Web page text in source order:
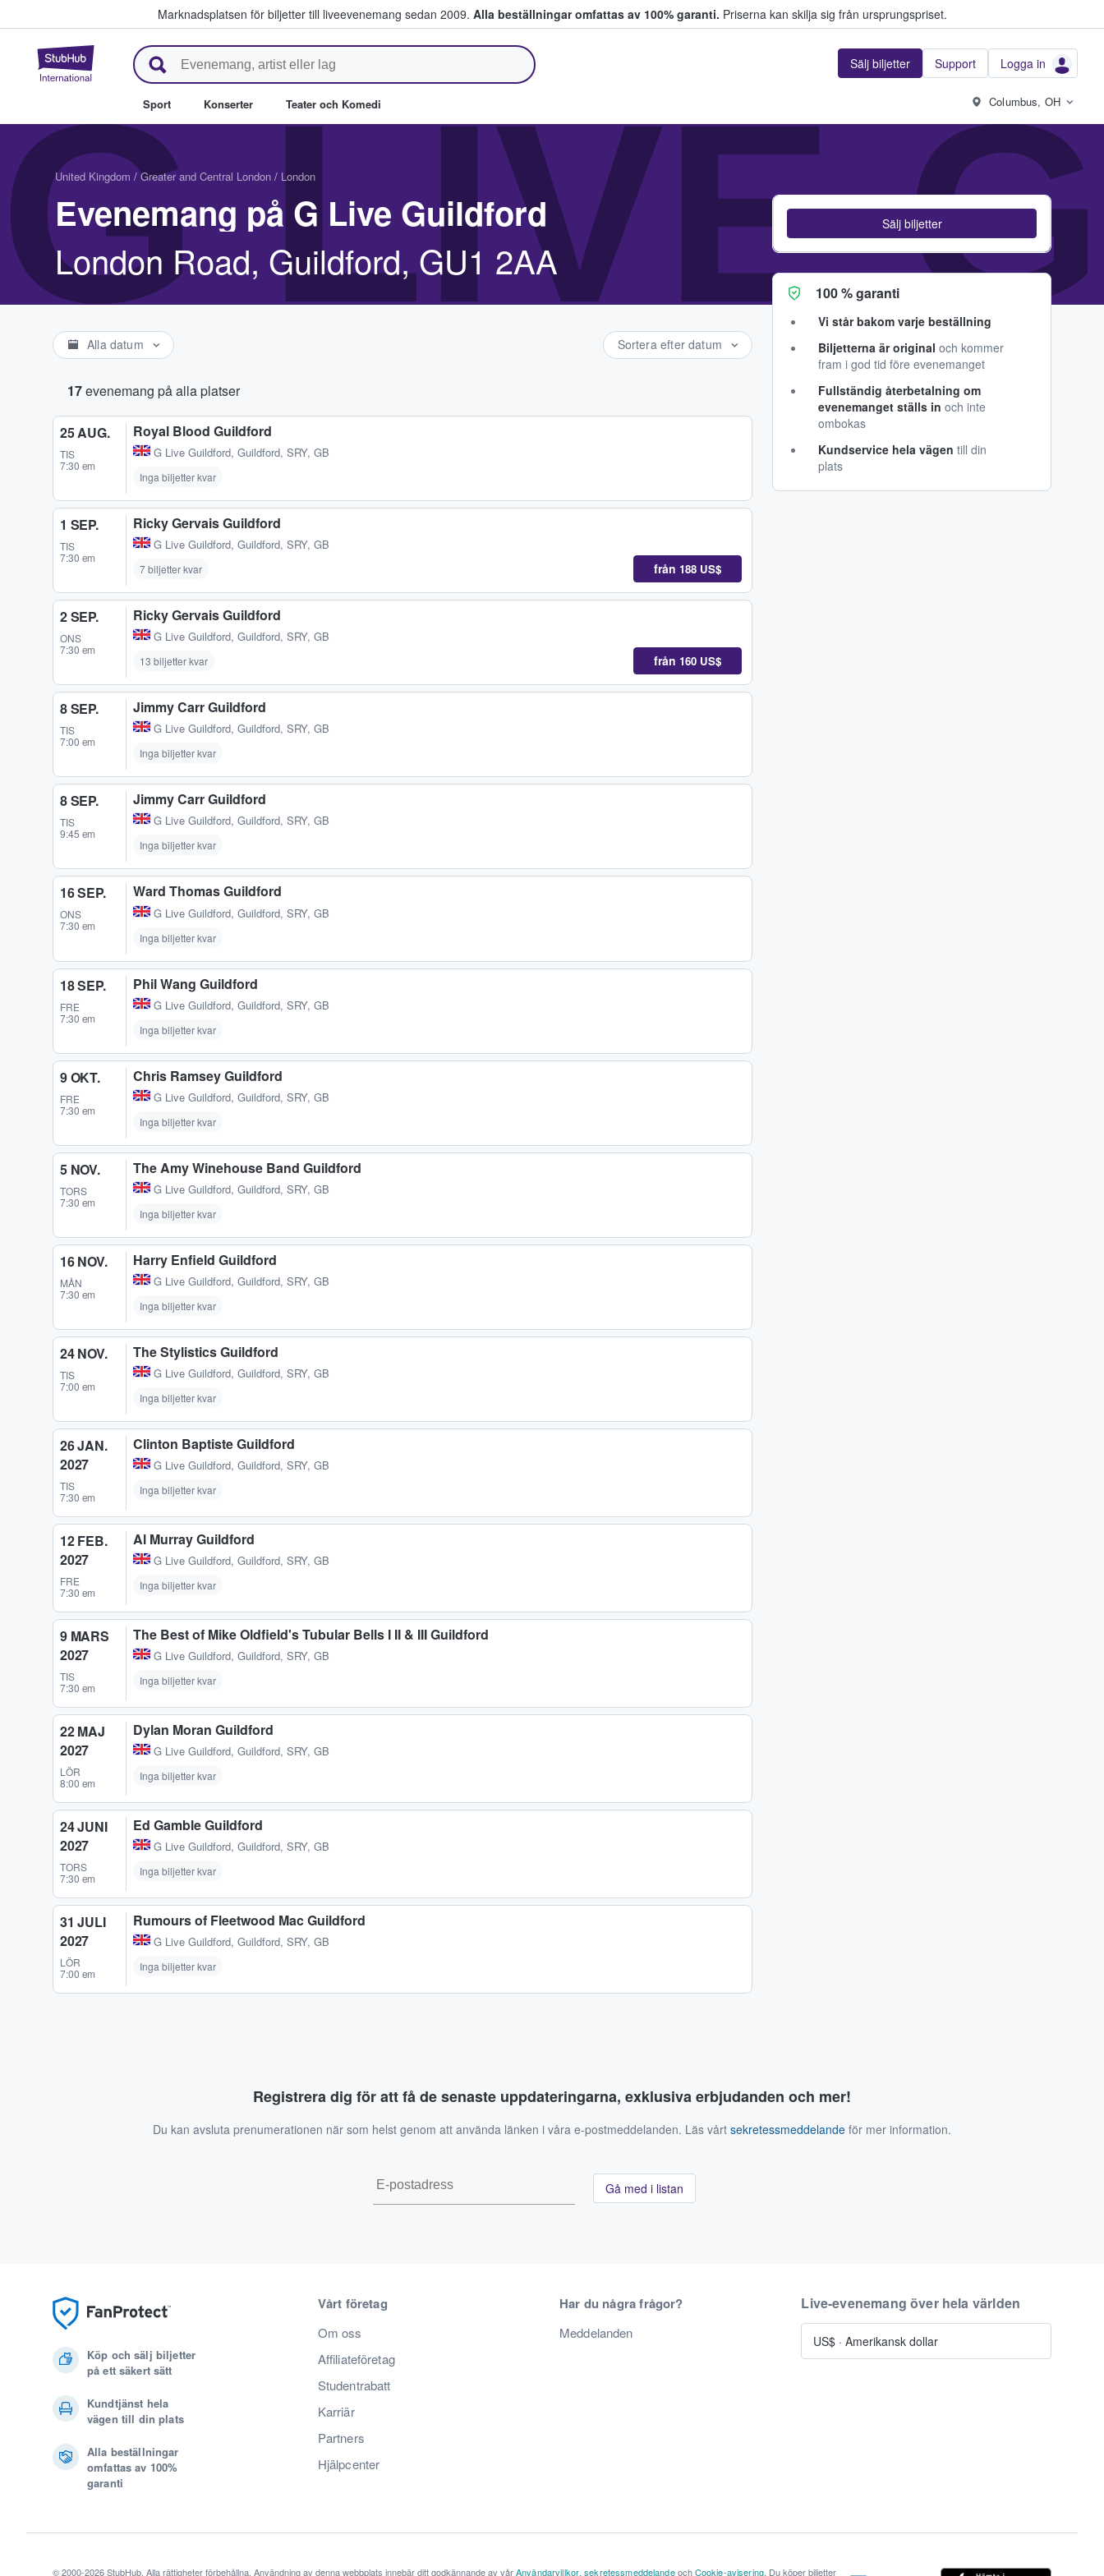
Marknadsplatsen för biljetter till liveevenemang sedan 2009. Alla beställningar omfattas av 100% garanti. Priserna kan skilja sig från ursprungspriset.
StubHub – där fans köper och säljer biljetter. Sälj biljetter Support Logga in
Sport Konserter Teater och Komedi Columbus, OH
G LIVE
United Kingdom / Greater and Central London / London
Evenemang på G Live Guildford
London Road, Guildford, GU1 2AA
Alla datum Sortera efter datum
17evenemang på alla platser
25 AUG.
TIS
7:30 em
Royal Blood Guildford
G Live Guildford, Guildford, SRY, GB
Inga biljetter kvar
1 SEP.
TIS
7:30 em
Ricky Gervais Guildford
G Live Guildford, Guildford, SRY, GB
7 biljetter kvar från 188 US$
2 SEP.
ONS
7:30 em
Ricky Gervais Guildford
G Live Guildford, Guildford, SRY, GB
13 biljetter kvar från 160 US$
8 SEP.
TIS
7:00 em
Jimmy Carr Guildford
G Live Guildford, Guildford, SRY, GB
Inga biljetter kvar
8 SEP.
TIS
9:45 em
Jimmy Carr Guildford
G Live Guildford, Guildford, SRY, GB
Inga biljetter kvar
16 SEP.
ONS
7:30 em
Ward Thomas Guildford
G Live Guildford, Guildford, SRY, GB
Inga biljetter kvar
18 SEP.
FRE
7:30 em
Phil Wang Guildford
G Live Guildford, Guildford, SRY, GB
Inga biljetter kvar
9 OKT.
FRE
7:30 em
Chris Ramsey Guildford
G Live Guildford, Guildford, SRY, GB
Inga biljetter kvar
5 NOV.
TORS
7:30 em
The Amy Winehouse Band Guildford
G Live Guildford, Guildford, SRY, GB
Inga biljetter kvar
16 NOV.
MÅN
7:30 em
Harry Enfield Guildford
G Live Guildford, Guildford, SRY, GB
Inga biljetter kvar
24 NOV.
TIS
7:00 em
The Stylistics Guildford
G Live Guildford, Guildford, SRY, GB
Inga biljetter kvar
26 JAN.
2027
TIS
7:30 em
Clinton Baptiste Guildford
G Live Guildford, Guildford, SRY, GB
Inga biljetter kvar
12 FEB.
2027
FRE
7:30 em
Al Murray Guildford
G Live Guildford, Guildford, SRY, GB
Inga biljetter kvar
9 MARS
2027
TIS
7:30 em
The Best of Mike Oldfield's Tubular Bells I II & III Guildford
G Live Guildford, Guildford, SRY, GB
Inga biljetter kvar
22 MAJ
2027
LÖR
8:00 em
Dylan Moran Guildford
G Live Guildford, Guildford, SRY, GB
Inga biljetter kvar
24 JUNI
2027
TORS
7:30 em
Ed Gamble Guildford
G Live Guildford, Guildford, SRY, GB
Inga biljetter kvar
31 JULI
2027
LÖR
7:00 em
Rumours of Fleetwood Mac Guildford
G Live Guildford, Guildford, SRY, GB
Inga biljetter kvar
Sälj biljetter
100 % garanti
Vi står bakom varje beställning
Biljetterna är original och kommer
fram i god tid före evenemanget
Fullständig återbetalning om
evenemanget ställs in och inte
ombokas
Kundservice hela vägen till din
plats
Registrera dig för att få de senaste uppdateringarna, exklusiva erbjudanden och mer!
Du kan avsluta prenumerationen när som helst genom att använda länken i våra e-postmeddelanden. Läs vårt sekretessmeddelande för mer information.
Gå med i listan
Köp och sälj biljetter
på ett säkert sätt
Kundtjänst hela
vägen till din plats
Alla beställningar
omfattas av 100%
garanti
Vårt företag
Om oss
Affiliateföretag
Studentrabatt
Karriär
Partners
Hjälpcenter
Har du några frågor?
Meddelanden
Live-evenemang över hela världen
US$ ·Amerikansk dollar
© 2000-2026 StubHub. Alla rättigheter förbehållna. Användning av denna webbplats innebär ditt godkännande av vårAnvändarvillkor,sekretessmeddelandeochCookie-avisering. Du köper biljetter